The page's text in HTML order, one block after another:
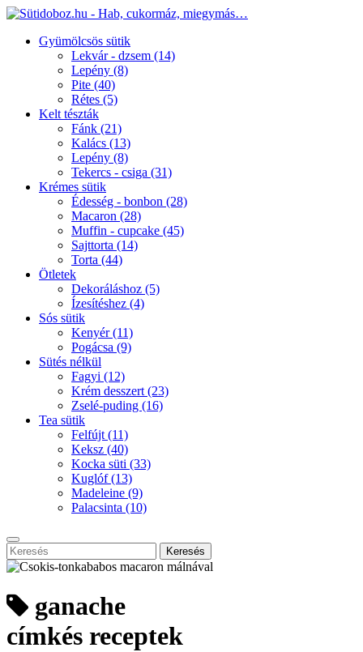
Gyümölcsös sütik
Lekvár - dzsem (14)
Lepény (8)
Pite (40)
Rétes (5)
Kelt tészták
Fánk (21)
Kalács (13)
Lepény (8)
Tekercs - csiga (31)
Krémes sütik
Édesség - bonbon (28)
Macaron (28)
Muffin - cupcake (45)
Sajttorta (14)
Torta (44)
Ötletek
Dekoráláshoz (5)
Ízesítéshez (4)
Sós sütik
Kenyér(11)
Pogácsa (9)
Sütés nélkül
Fagyi (12)
Krém desszert (23)
Zselé-puding (16)
Tea sütik
Felfújt (11)
Keksz (40)
Kocka süti (33)
Kuglóf(13)
Madeleine (9)
Palacsinta (10)
Keresés
ganache
címkés receptek